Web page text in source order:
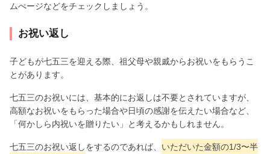
ムぺージなどをチェックしましょう。
お祝い返し
子どもが七五三を迎える際、祖父母や親戚からお祝いをもらうこ
とがあります。
七五三のお祝いには、基本的にお返しは不要とされていますが、
高額なお祝いをもらった場合や日頃の感謝を伝えたい場合など、
「何かしら内祝いを贈りたい」と考えるかもしれません。
七五三のお祝い返しをするのであれば、 いただいた金額の1/3〜半